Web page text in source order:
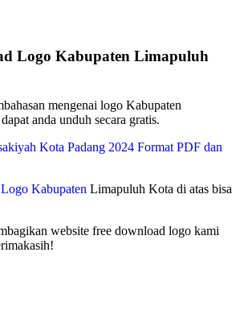
Logo Kabupaten Limapuluh
mengenai logo Kabupaten
anda unduh secara gratis.
Kota Padang 2024 Format PDF dan
Kabupaten Limapuluh Kota di atas bisa
website free download logo kami